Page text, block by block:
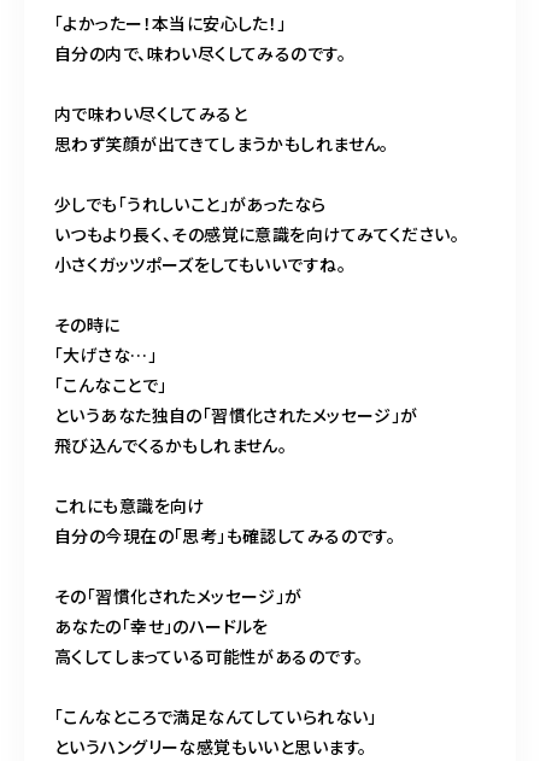
「よかったー！本当に安心した！」
自分の内で、味わい尽くしてみるのです。
内で味わい尽くしてみると
思わず笑顔が出てきてしまうかもしれません。
少しでも「うれしいこと」があったなら
いつもより長く、その感覚に意識を向けてみてください。
小さくガッツポーズをしてもいいですね。
その時に
「大げさな…」
「こんなことで」
というあなた独自の「習慣化されたメッセージ」が
飛び込んでくるかもしれません。
これにも意識を向け
自分の今現在の「思考」も確認してみるのです。
その「習慣化されたメッセージ」が
あなたの「幸せ」のハードルを
高くしてしまっている可能性があるのです。
「こんなところで満足なんてしていられない」
というハングリーな感覚もいいと思います。